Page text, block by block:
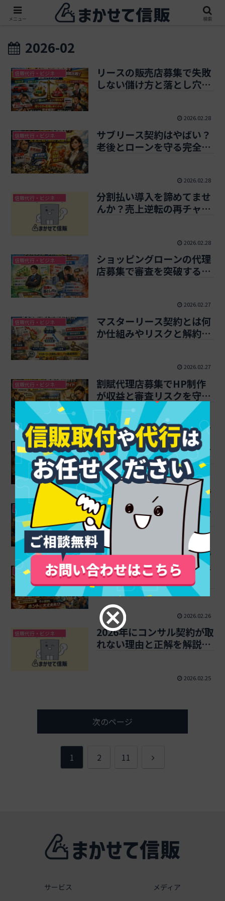
2026-02
信販代行・ビジネスクレジット
リースの販売店募集で失敗
しない儲け方と落とし穴を
2026.02.28
信販代行・ビジネスクレジット
サブリース契約はやばい？
老後とローンを守る完全逆
2026.02.28
信販代行・ビジネスクレジット
分割払い導入を諦めてませ
んか？売上逆転の再チャレ
2026.02.28
信販代行・ビジネスクレジット
ショッピングローンの代理
店募集で審査を突破する会
2026.02.27
信販代行・ビジネスクレジット
マスターリース契約とは何
か仕組みやリスクと解約ト
2026.02.27
信販代行・ビジネスクレジット
割賦代理店募集でHP制作
が収益と審査リスクを守る
完全ガイド現場発！今こそ
始めたい必勝テクニック
2026.02.27
信販代行・ビジネスクレジット
ショッピングローンの加盟
店募集から審査NGでも逆
転できる高額役務の最新決
済戦略
2026.02.26
ビジネスクレジットの加盟
店募集から審査落ちを通過
へ導く実務ガイド
2026.02.26
信販代行・ビジネスクレジット
リース契約とは何かを本音
で解説！車と設備の損得や
トラブル回避術まで
2026.02.26
信販代行・ビジネスクレジット
2026年にコンサル契約が取
れない理由と正解を解説！
2026.02.25
次のページ
1 2 11
次
サービス メディア
メニュー 検索